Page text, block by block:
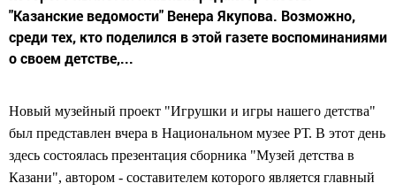
"Казанские ведомости" Венера Якупова. Возможно,
среди тех, кто поделился в этой газете воспоминаниями
о своем детстве,...
Новый музейный проект "Игрушки и игры нашего детства"
был представлен вчера в Национальном музее РТ. В этот день
здесь состоялась презентация сборника "Музей детства в
Казани", автором - составителем которого является главный